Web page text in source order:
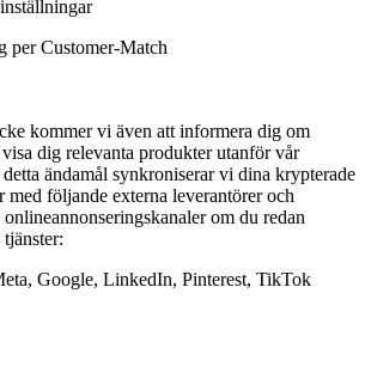
per Customer-Match
kommer vi även att informera dig om
dig relevanta produkter utanför vår
ändamål synkroniserar vi dina krypterade
med följande externa leverantörer och
onlineannonseringskanaler om du redan
Google, LinkedIn, Pinterest, TikTok